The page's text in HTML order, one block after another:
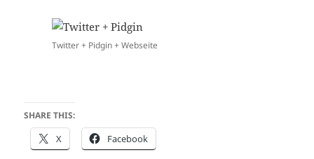
Twitter + Pidgin + Webseite
SHARE THIS:
X Facebook